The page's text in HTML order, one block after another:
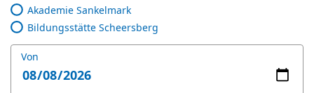
Akademie Sankelmark
Bildungsstätte Scheersberg
Von